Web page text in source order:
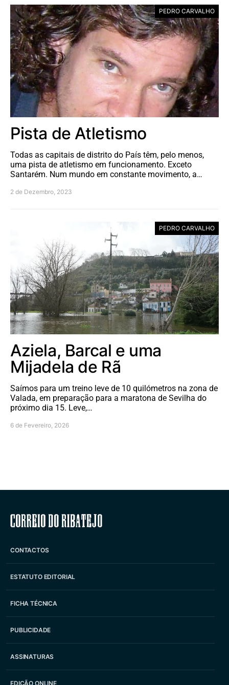
PEDRO CARVALHO
Pista de Atletismo
Todas as capitais de distrito do País têm, pelo menos,
uma pista de atletismo em funcionamento. Exceto
Santarém. Num mundo em constante movimento, a…
2 de Dezembro, 2023
PEDRO CARVALHO
Aziela, Barcal e uma
Mijadela de Rã
Saímos para um treino leve de 10 quilómetros na zona de
Valada, em preparação para a maratona de Sevilha do
próximo dia 15. Leve,…
6 de Fevereiro, 2026
Correio do Ribatejo
CONTACTOS
ESTATUTO EDITORIAL
FICHA TÉCNICA
PUBLICIDADE
ASSINATURAS
EDIÇÃO ONLINE